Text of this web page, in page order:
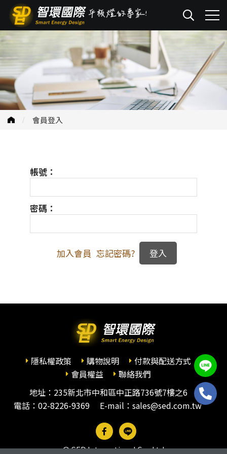
會員登入
帳號：
密碼：
加入會員 忘記密碼?
隱私權政策 購物說明
付款與配送方式
會員權益
聯絡我們
地址：235新北市中和區中正路736號7樓之6
電話： 02-8226-9369 E-mail：sales@sed.com.tw
© SED International Co., Ltd